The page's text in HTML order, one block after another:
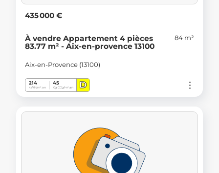
435 000 €
À vendre Appartement 4 pièces
83.77 m² - Aix-en-provence 13100
84 m²
Aix-en-Provence (13100)
214
kWh/m².an
45
Kg CO2/m².an D